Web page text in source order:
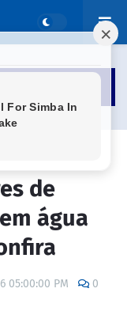
de
água
05:00:00 PM 0